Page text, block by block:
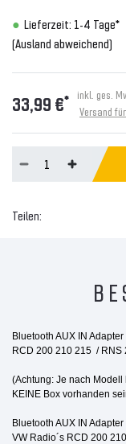
Lieferzeit: 1-4 Tage*
(Ausland abweichend)
33,99 €* inkl. ges.
Versand
Teilen:
Bluetooth AUX IN
RCD 200 210 215 / RNS
(Achtung: Je nach
KEINE Box vorhanden
Bluetooth AUX IN Adapter
VW Radio´s RCD 200